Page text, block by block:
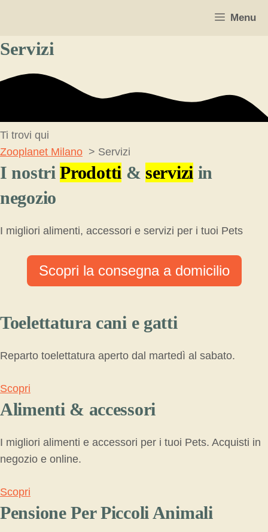
contenuto
Menu
Servizi
Ti trovi qui
Zooplanet Milano
Servizi
I nostriProdotti & servizi in
negozio
I migliori alimenti, accessori e servizi per i tuoi Pets
Scopri la consegna a domicilio
Toelettatura cani e gatti
Reparto toelettatura aperto dal martedì al sabato.
Scopri
Alimenti & accessori
I migliori alimenti e accessori per i tuoi Pets. Acquisti in
negozio e online.
Scopri
Pensione Per Piccoli Animali